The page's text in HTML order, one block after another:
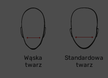
Wąska
twarz
Standardowa
twarz